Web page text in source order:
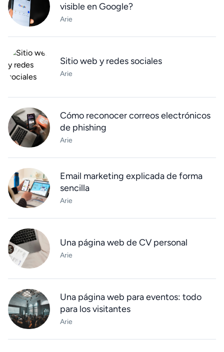
visible en Google?
Arie
Sitio web y redes sociales
Arie
Cómo reconocer correos electrónicos
de phishing
Arie
Email marketing explicada de forma
sencilla
Arie
Una página web de CV personal
Arie
Una página web para eventos: todo
para los visitantes
Arie